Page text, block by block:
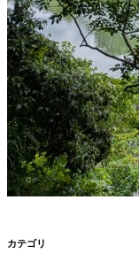
カテゴリ